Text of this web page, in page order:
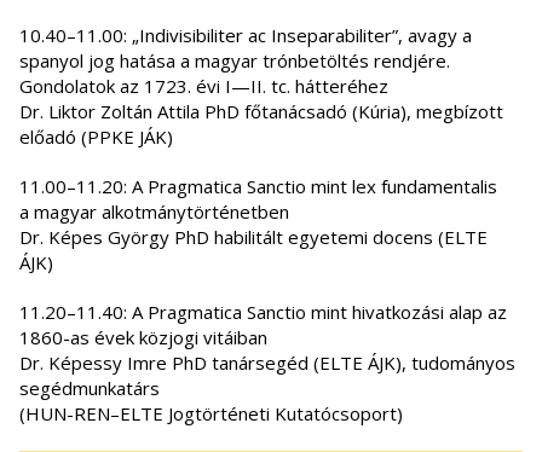
10.40–11.00: „Indivisibiliter ac Inseparabiliter”, avagy a
spanyol jog hatása a magyar trónbetöltés rendjére.
Gondolatok az 1723. évi I—II. tc. hátteréhez
Dr. Liktor Zoltán Attila PhD főtanácsadó (Kúria), megbízott
előadó (PPKE JÁK)
11.00–11.20: A Pragmatica Sanctio mint lex fundamentalis
a magyar alkotmánytörténetben
Dr. Képes György PhD habilitált egyetemi docens (ELTE
ÁJK)
11.20–11.40: A Pragmatica Sanctio mint hivatkozási alap az
1860-as évek közjogi vitáiban
Dr. Képessy Imre PhD tanársegéd (ELTE ÁJK), tudományos
segédmunkatárs
(HUN-REN–ELTE Jogtörténeti Kutatócsoport)